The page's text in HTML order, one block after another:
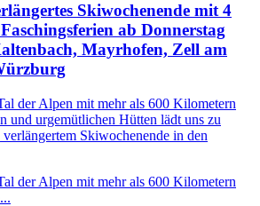
Skiwochenende mit 4
ab Donnerstag
Mayrhofen, Zell am
der Alpen mit mehr als 600 Kilometern
und urgemütlichen Hütten lädt uns zu
Skiwochenende in den
der Alpen mit mehr als 600 Kilometern